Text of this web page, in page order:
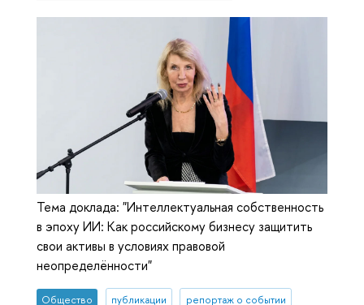
Тема доклада: "Интеллектуальная собственность
в эпоху ИИ: Как российскому бизнесу защитить
свои активы в условиях правовой
неопределённости"
Общество публикации репортаж о событии